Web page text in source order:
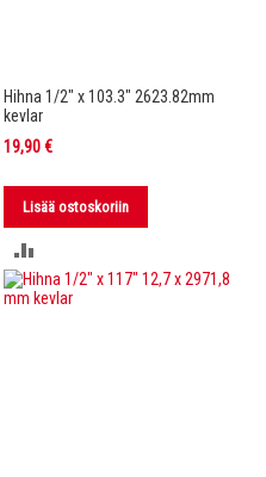
Hihna 1/2" x 103.3" 2623.82mm
kevlar
19,90 €
Lisää ostoskoriin
VERTAILUUN